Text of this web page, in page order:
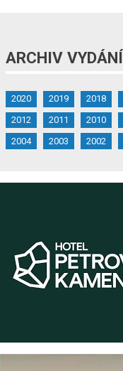
ARCHIV VYDÁNÍ
2020 2019 2018
2012
2011 2010
2004
2003 2002